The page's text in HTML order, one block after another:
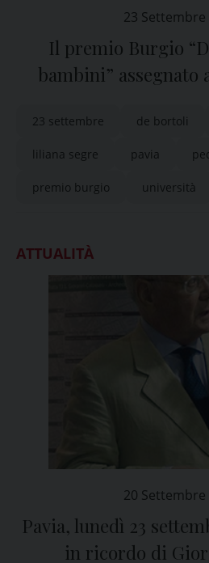
23 Settembre
Il premio Burgio
bambini” assegnato
23 settembre de bortoli
liliana segre pavia
premio burgio università
ATTUALITÀ
20 Settembre
Pavia, lunedì 23
in ricordo di